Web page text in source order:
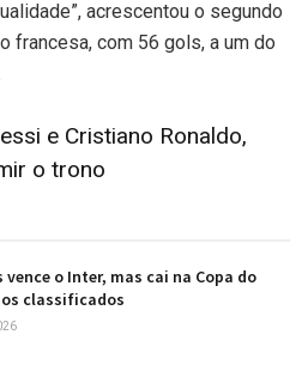
acrescentou o segundo
francesa, com 56 gols, a um do
e Cristiano Ronaldo,
o trono
o Inter, mas cai na Copa do
classificados